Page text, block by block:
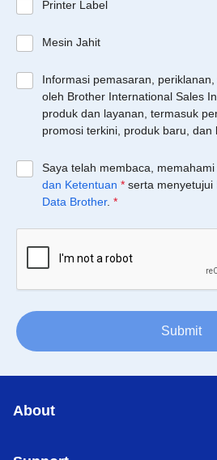
Printer Label
Mesin Jahit
Informasi pemasaran,
oleh Brother International Sales
produk dan layanan, termasuk
promosi terkini, produk baru, dan
Saya telah membaca,
dan Ketentuan * serta menyetujui
Data Brother. *
Submit
About